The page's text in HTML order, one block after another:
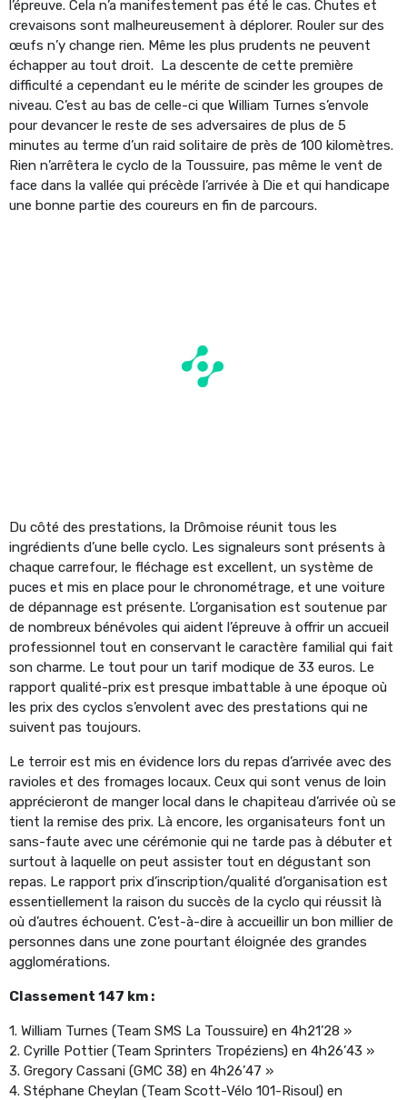
l’épreuve. Cela n’a manifestement pas été le cas. Chutes et
crevaisons sont malheureusement à déplorer. Rouler sur des
œufs n’y change rien. Même les plus prudents ne peuvent
échapper au tout droit. La descente de cette première
difficulté a cependant eu le mérite de scinder les groupes de
niveau. C’est au bas de celle-ci que William Turnes s’envole
pour devancer le reste de ses adversaires de plus de 5
minutes au terme d’un raid solitaire de près de 100 kilomètres.
Rien n’arrêtera le cyclo de la Toussuire, pas même le vent de
face dans la vallée qui précède l’arrivée à Die et qui handicape
une bonne partie des coureurs en fin de parcours.
Du côté des prestations, la Drômoise réunit tous les
ingrédients d’une belle cyclo. Les signaleurs sont présents à
chaque carrefour, le fléchage est excellent, un système de
puces et mis en place pour le chronométrage, et une voiture
de dépannage est présente. L’organisation est soutenue par
de nombreux bénévoles qui aident l’épreuve à offrir un accueil
professionnel tout en conservant le caractère familial qui fait
son charme. Le tout pour un tarif modique de 33 euros. Le
rapport qualité-prix est presque imbattable à une époque où
les prix des cyclos s’envolent avec des prestations qui ne
suivent pas toujours.
Le terroir est mis en évidence lors du repas d’arrivée avec des
ravioles et des fromages locaux. Ceux qui sont venus de loin
apprécieront de manger local dans le chapiteau d’arrivée où se
tient la remise des prix. Là encore, les organisateurs font un
sans-faute avec une cérémonie qui ne tarde pas à débuter et
surtout à laquelle on peut assister tout en dégustant son
repas. Le rapport prix d’inscription/qualité d’organisation est
essentiellement la raison du succès de la cyclo qui réussit là
où d’autres échouent. C’est-à-dire à accueillir un bon millier de
personnes dans une zone pourtant éloignée des grandes
agglomérations.
Classement 147 km :
1. William Turnes (Team SMS La Toussuire) en 4h21’28 »
2. Cyrille Pottier (Team Sprinters Tropéziens) en 4h26’43 »
3. Gregory Cassani (GMC 38) en 4h26’47 »
4. Stéphane Cheylan (Team Scott-Vélo 101-Risoul) en